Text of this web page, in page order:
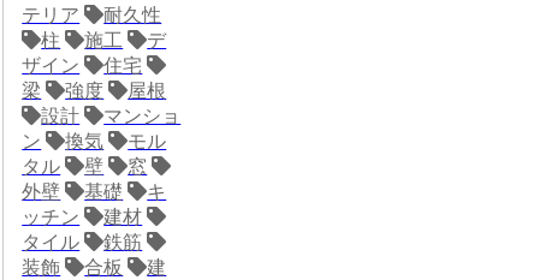
テリア
耐久性
柱
施工
デ
ザイン
住宅
梁
強度
屋根
設計
マンショ
ン
換気
モル
タル
壁
窓
外壁
基礎
キ
ッチン
建材
タイル
鉄筋
装飾
合板
建